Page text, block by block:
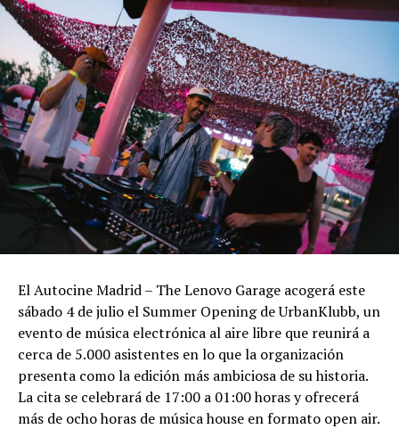
El Autocine Madrid – The Lenovo Garage acogerá este
sábado 4 de julio el Summer Opening de UrbanKlubb, un
evento de música electrónica al aire libre que reunirá a
cerca de 5.000 asistentes en lo que la organización
presenta como la edición más ambiciosa de su historia.
La cita se celebrará de 17:00 a 01:00 horas y ofrecerá
más de ocho horas de música house en formato open air.